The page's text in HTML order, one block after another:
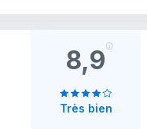
8,9
Très bien